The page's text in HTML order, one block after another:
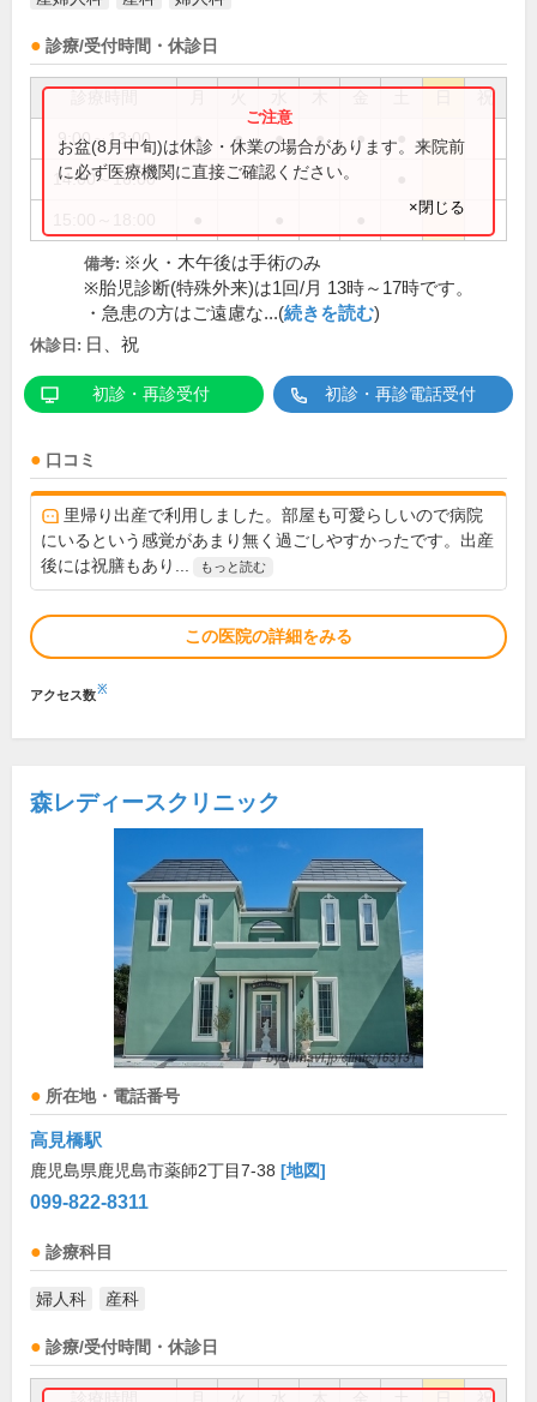
診療/受付時間・休診日
祝
9:00～13:00 ● ● ● ● ●
14:00～16:00
お盆(8月中旬)は休診・休業の場合があります。来院前
に必ず医療機関に直接ご確認ください。
×閉じる
備考: ※火・木午後は手術のみ
※胎児診断(特殊外来)は1回/月 13時～17時です。
・急患の方はご遠慮な...(続きを読む)
休診日: 日、祝
初診・再診受付 初診・再診電話受付
口コミ
里帰り出産で利用しました。部屋も可愛らしいので病院
にいるという感覚があまり無く過ごしやすかったです。出産
後には祝膳もあり...
もっと読む
この医院の詳細をみる
アクセス数※
森レディースクリニック
所在地・電話番号
高見橋駅
鹿児島県鹿児島市薬師2丁目7-38 [地図]
099-822-8311
診療科目
婦人科 産科
診療/受付時間・休診日